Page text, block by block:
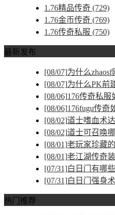
1.76精品传奇 (729)
1.76金币传奇 (769)
1.76传奇私服 (750)
最新发布
[08/07]为什么
[08/07]为什么PK前
[08/06]176传奇私服
[08/06]176fugu传奇
[08/02]道士嗜血术
[08/02]道士可召唤
[08/01]老玩家珍藏
[08/01]老江湖传奇
[07/31]白日门有哪
[07/31]白日门强身
热门推荐